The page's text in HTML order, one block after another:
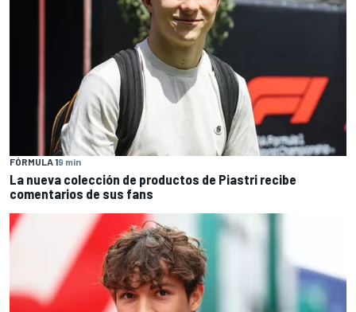
FÓRMULA 19 min
La nueva colección de productos de Piastri recibe
comentarios de sus fans